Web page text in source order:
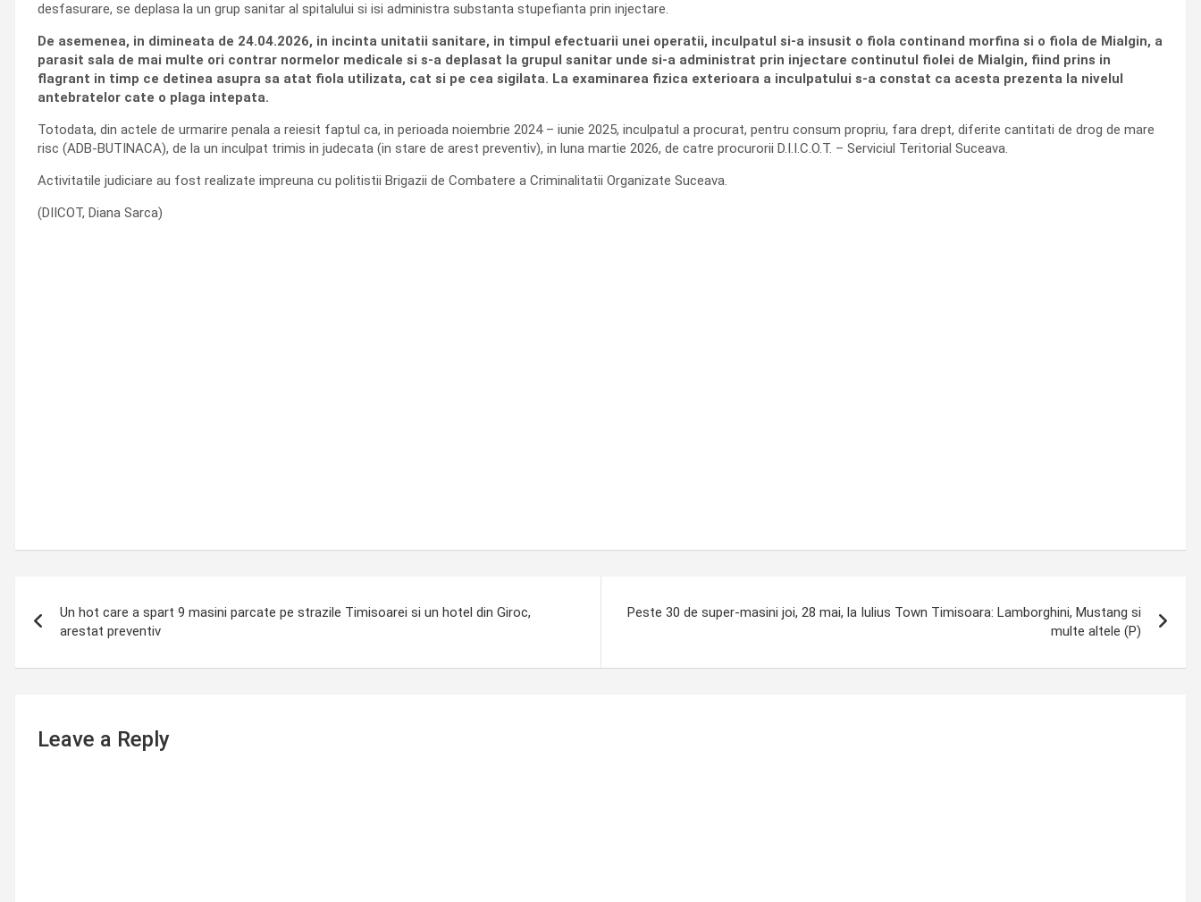
desfasurare, se deplasa la un grup sanitar al spitalului si isi administra substanta stupefianta prin injectare.
De asemenea, in dimineata de 24.04.2026, in incinta unitatii sanitare, in timpul efectuarii unei operatii, inculpatul si-a insusit o fiola continand morfina si o fiola de Mialgin, a
parasit sala de mai multe ori contrar normelor medicale si s-a deplasat la grupul sanitar unde si-a administrat prin injectare continutul fiolei de Mialgin, fiind prins in
flagrant in timp ce detinea asupra sa atat fiola utilizata, cat si pe cea sigilata. La examinarea fizica exterioara a inculpatului s-a constat ca acesta prezenta la nivelul
antebratelor cate o plaga intepata.
Totodata, din actele de urmarire penala a reiesit faptul ca, in perioada noiembrie 2024 – iunie 2025, inculpatul a procurat, pentru consum propriu, fara drept, diferite cantitati de drog de mare
risc (ADB-BUTINACA), de la un inculpat trimis in judecata (in stare de arest preventiv), in luna martie 2026, de catre procurorii D.I.I.C.O.T. – Serviciul Teritorial Suceava.
Activitatile judiciare au fost realizate impreuna cu politistii Brigazii de Combatere a Criminalitatii Organizate Suceava.
(DIICOT, Diana Sarca)
navigation
Un hot care a spart 9 masini parcate pe strazile Timisoarei si un hotel din Giroc,
arestat preventiv
Peste 30 de super-masini joi, 28 mai, la Iulius Town Timisoara: Lamborghini, Mustang si
multe altele (P)
Leave a Reply